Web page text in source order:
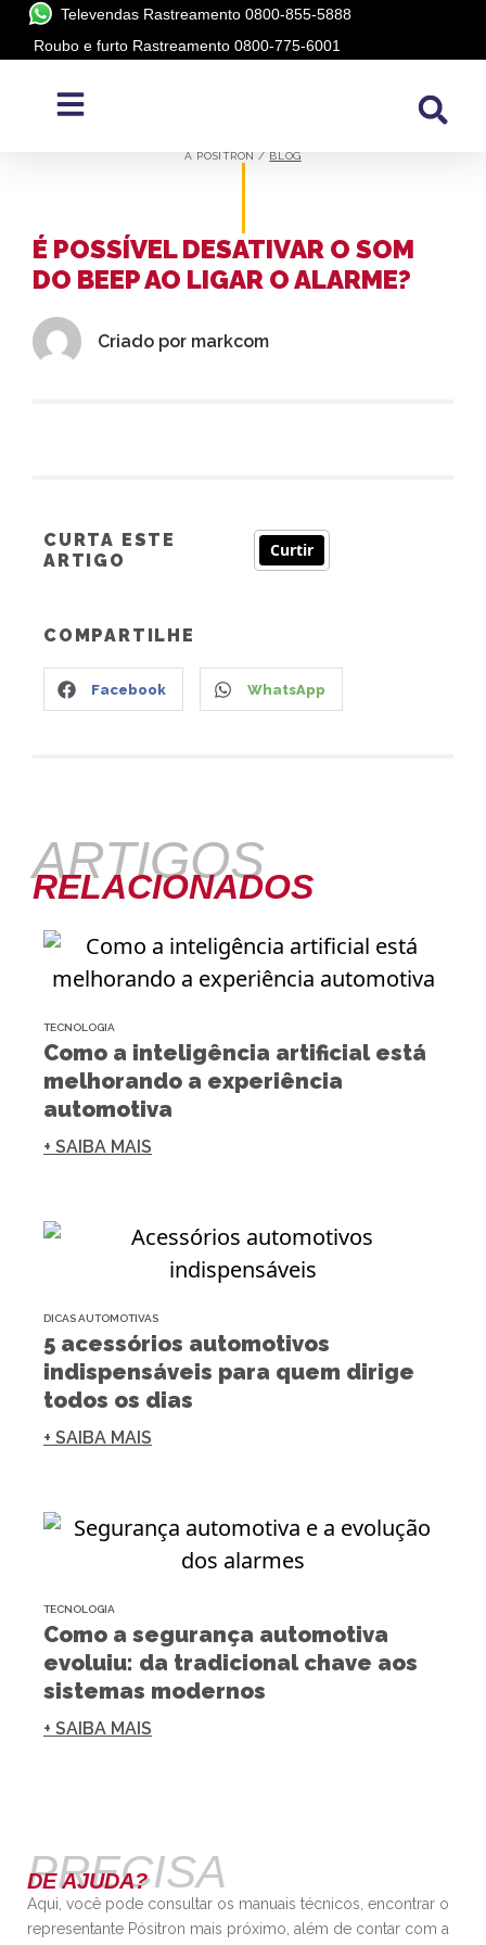
Televendas Rastreamento 0800-855-5888
Roubo e furto Rastreamento 0800-775-6001
A PÓSITRON / BLOG
É POSSÍVEL DESATIVAR O SOM
DO BEEP AO LIGAR O ALARME?
Criado por markcom
CURTA ESTE
ARTIGO
Curtir
COMPARTILHE
Facebook WhatsApp
ARTIGOS
RELACIONADOS
TECNOLOGIA
Como a inteligência artificial está
melhorando a experiência
automotiva
+ SAIBA MAIS
DICAS AUTOMOTIVAS
5 acessórios automotivos
indispensáveis para quem dirige
todos os dias
+ SAIBA MAIS
TECNOLOGIA
Como a segurança automotiva
evoluiu: da tradicional chave aos
sistemas modernos
+ SAIBA MAIS
PRECISA
DE AJUDA?
Aqui, você pode consultar os manuais técnicos, encontrar o
representante Pósitron mais próximo, além de contar com a